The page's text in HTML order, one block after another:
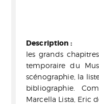
Description :
les grands
temporaire du
scénographie, la
bibliographie.
Marcella Lista, Eric